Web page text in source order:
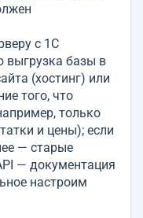
с 1С
выгрузка базы в
(хостинг) или
того, что
только
и цены); если
— старые
— документация
настроим